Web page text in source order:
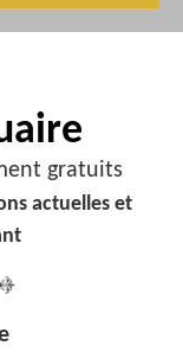
gratuits
actuelles et